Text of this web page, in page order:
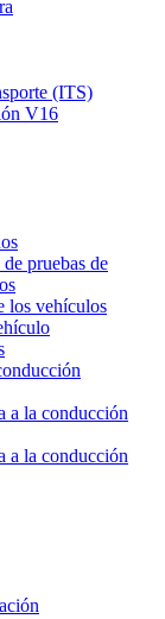
(ITS)
V16
pruebas de
los vehículos
a la conducción
a la conducción